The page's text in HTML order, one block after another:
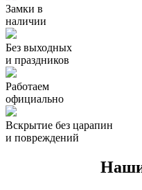
Замки в
наличии
Без выходных
и праздников
Работаем
официально
Вскрытие без царапин
и повреждений